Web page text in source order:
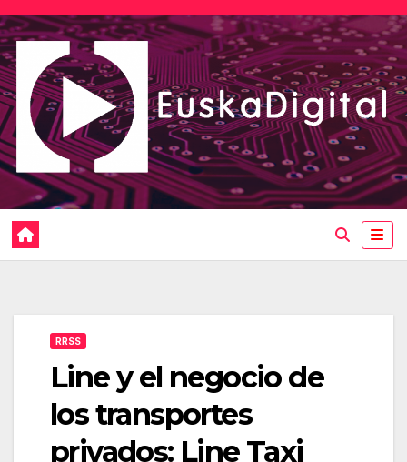
Saltar
al
contenido
RRSS
Line y el negocio de
los transportes
privados: Line Taxi